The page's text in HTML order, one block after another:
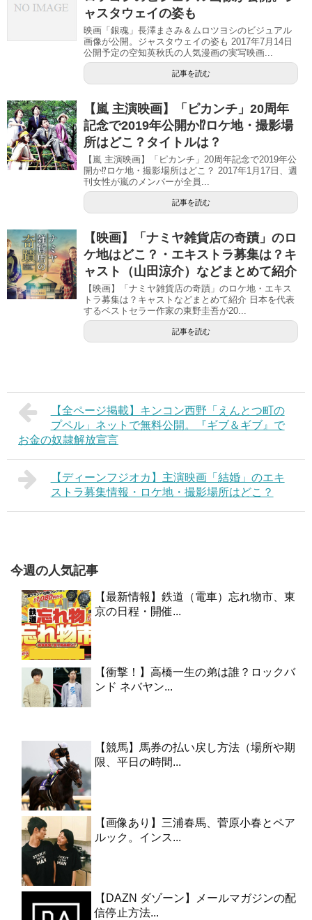
ャスタウェイの姿も
映画「銀魂」長澤まさみ＆ムロツヨシのビジュアル
画像が公開。ジャスタウェイの姿も 2017年7月14日
公開予定の空知英秋氏の人気漫画の実写映画...
記事を読む
【嵐 主演映画】「ピカンチ」20周年
記念で2019年公開か⁉︎ロケ地・撮影場
所はどこ？タイトルは？
【嵐 主演映画】「ピカンチ」20周年記念で2019年公
開か⁉︎ロケ地・撮影場所はどこ？ 2017年1月17日、週
刊女性が嵐のメンバーが全員...
記事を読む
【映画】「ナミヤ雑貨店の奇蹟」のロ
ケ地はどこ？・エキストラ募集は？キ
ャスト（山田涼介）などまとめて紹介
【映画】「ナミヤ雑貨店の奇蹟」のロケ地・エキス
トラ募集は？キャストなどまとめて紹介 日本を代表
するベストセラー作家の東野圭吾が20...
記事を読む
【全ページ掲載】キンコン西野「えんとつ町の
プペル」ネットで無料公開。『ギブ＆ギブ』で
お金の奴隷解放宣言
【ディーンフジオカ】主演映画「結婚」のエキ
ストラ募集情報・ロケ地・撮影場所はどこ？
今週の人気記事
【最新情報】鉄道（電車）忘れ物市、東
京の日程・開催...
【衝撃！】高橋一生の弟は誰？ロックバ
ンド ネバヤン...
【競馬】馬券の払い戻し方法（場所や期
限、平日の時間...
【画像あり】三浦春馬、菅原小春とペア
ルック。インス...
【DAZN ダゾーン】メールマガジンの配
信停止方法...